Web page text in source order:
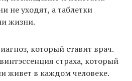
не уходят, а таблетки
жизни.
который ставит врач.
страха, который
живет в каждом человеке.